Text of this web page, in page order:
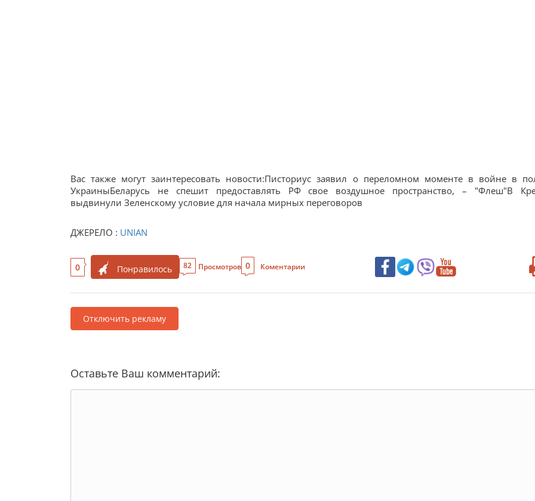
Вас также могут заинтересовать новости:Писториус заявил о переломном моменте в войне в
УкраиныБеларусь не спешит предоставлять РФ свое воздушное пространство, – "Флеш"В
выдвинули Зеленскому условие для начала мирных переговоров
ДЖЕРЕЛО : UNIAN
0 Понравилось 82 Просмотров 0 Коментарии
Отключить рекламу
Оставьте Ваш комментарий: